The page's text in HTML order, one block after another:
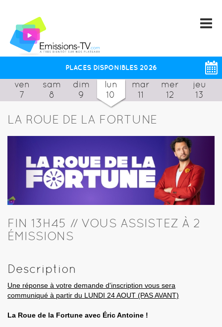
PLACES DISPONIBLES 2026
ven
7
sam
8
dim
9
lun
10
mar
11
mer
12
jeu
13
LA ROUE DE LA FORTUNE
FIN 13H45 // VOUS ASSISTEZ À 2
ÉMISSIONS
Description
Une réponse à votre demande d'inscription vous sera
communiqué à partir du LUNDI 24 AOUT (PAS AVANT)
La Roue de la Fortune avec Éric Antoine !